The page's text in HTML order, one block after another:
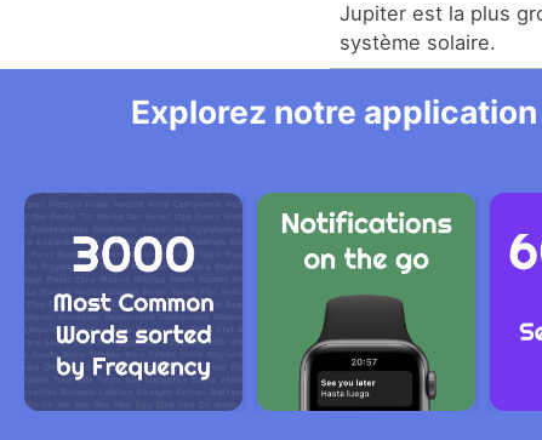
Jupiter est la plus
système solaire.
Explorez notre